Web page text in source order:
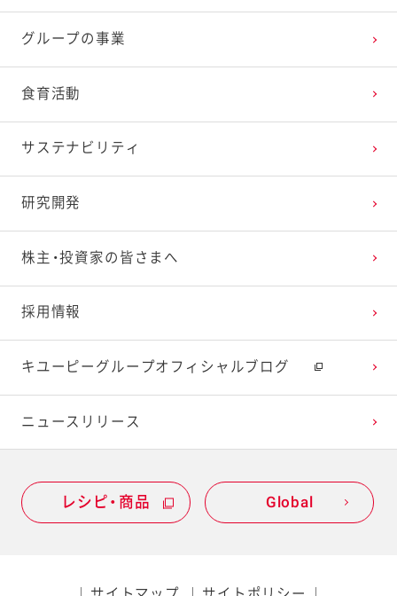
グループの事業
食育活動
サステナビリティ
研究開発
株主・投資家の皆さまへ
採用情報
キユーピーグループオフィシャルブログ
ニュースリリース
レシピ・商品 Global